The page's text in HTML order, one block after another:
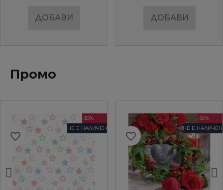
ДОБАВИ ДОБАВИ
Промо
-30%
НЕ Е НАЛИЧЕН
favorite_border
-30%
НЕ Е НАЛИЧЕН
favorite_border